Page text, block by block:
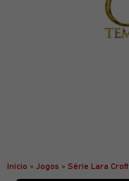
Início » Jogos » Série Lara Croft